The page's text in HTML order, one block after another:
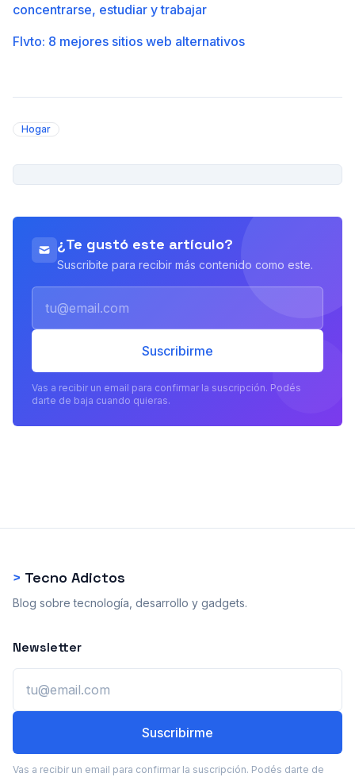
concentrarse, estudiar y trabajar
Flvto: 8 mejores sitios web alternativos
Hogar
¿Te gustó este artículo?
Suscribite para recibir más contenido como este.
Suscribirme
Vas a recibir un email para confirmar la suscripción. Podés
darte de baja cuando quieras.
> Tecno Adictos
Blog sobre tecnología, desarrollo y gadgets.
Newsletter
Suscribirme
Vas a recibir un email para confirmar la suscripción. Podés darte de